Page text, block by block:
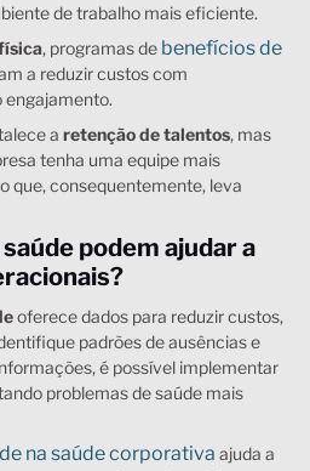
de trabalho mais eficiente.
, programas de benefícios de
a reduzir custos com
a retenção de talentos, mas
tenha uma equipe mais
que, consequentemente, leva
podem ajudar a
oferece dados para reduzir custos,
padrões de ausências e
é possível implementar
problemas de saúde mais
na saúde corporativa ajuda a